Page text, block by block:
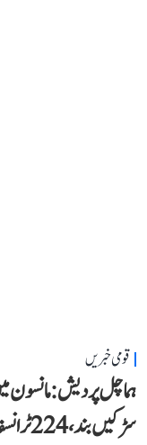
قومی خبریں
سڑکیں بند، 224 ٹرانسفارمرز ٹھپ